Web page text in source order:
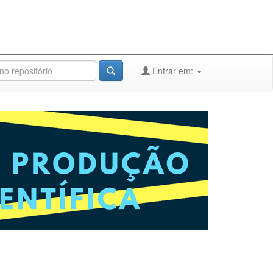
Entrar em: